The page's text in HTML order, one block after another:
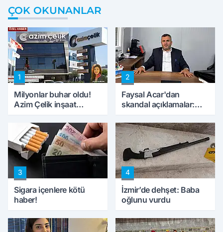
ÇOK OKUNANLAR
1
Milyonlar buhar oldu!
Azim Çelik inşaat
konuştu
2
Faysal Acar'dan
skandal açıklamalar:
peynircilerimizi de
kıskaca aldı, müdahale
ettik'
3
Sigara içenlere kötü
haber!
4
İzmir’de dehşet: Baba
oğlunu vurdu